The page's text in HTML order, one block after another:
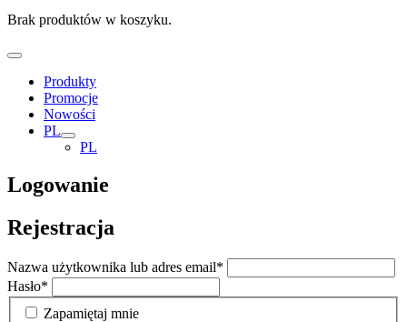
Brak produktów w koszyku.
Produkty
Promocje
Nowości
PL
PL
Logowanie
Rejestracja
Nazwa użytkownika lub adres email*
Hasło*
Zapamiętaj mnie